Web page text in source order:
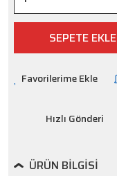
SEPETE EKLE
Hızlı Gönderi
ÜRÜN BILGISI